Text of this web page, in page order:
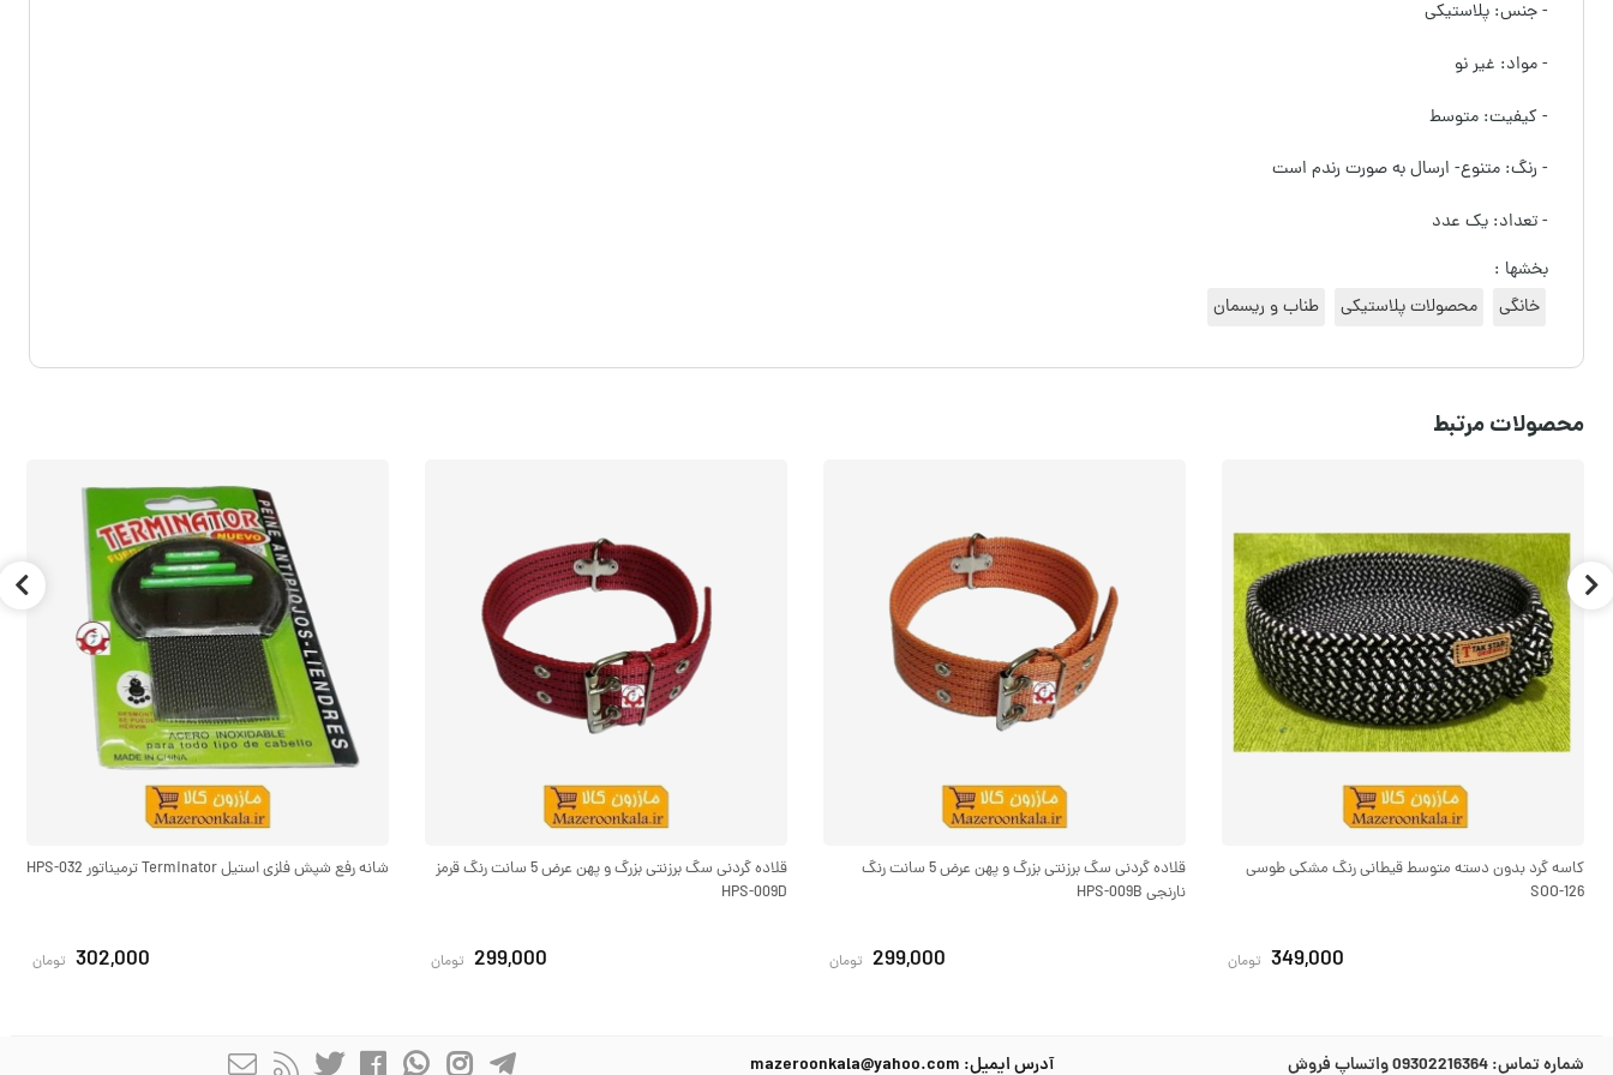
- جنس: پلاستیکی
- مواد: غیر نو
- کیفیت: متوسط
- رنگ: متنوع- ارسال به صورت رندم است
- تعداد: یک عدد
بخشها :
خانگی
محصولات پلاستیکی طناب و ریسمان
محصولات مرتبط
کاسه گرد بدون دسته متوسط قیطانی رنگ مشکی طوسی
SOO-126
349,000 تومان
قلاده گردنی سگ برزنتی بزرگ و پهن عرض 5 سانت رنگ
نارنجی HPS-009B
299,000 تومان
قلاده گردنی سگ برزنتی بزرگ و پهن عرض 5 سانت رنگ قرمز
HPS-009D
299,000 تومان
شانه رفع شپش فلزی استیل Terminator ترمیناتور HPS-032
302,000 تومان
شماره تماس:09302216364 واتساپ فروش آدرس ایمیل: mazeroonkala@yahoo.com